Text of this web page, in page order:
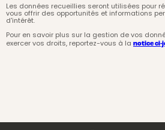
Les données recueillies seront utilisées pour
vous offrir des opportunités et informations
d'intérêt.
Pour en savoir plus sur la gestion de vos
exercer vos droits, reportez-vous à la notice ci-